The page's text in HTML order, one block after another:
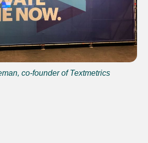
co-founder of Textmetrics